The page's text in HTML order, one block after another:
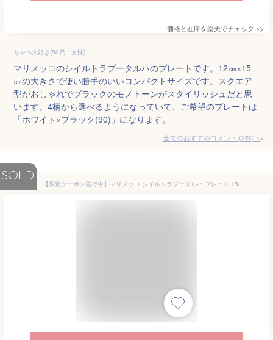
価格と在庫を楽天でチェック >>
ちゃぺ大好き(50代・女性)
マリメッコのシイルトラプータルハのプレートです。12㎝×15
㎝の大きさで使い勝手のいいコンパクトサイズです。スクエア
型がおしゃれでブラックのモノトーンがスタイリッシュだと思
います。4柄から選べるようになっていて、ご希望のプレートは
「ホワイト×ブラック(90)」になります。
全てのおすすめコメント (2件) >
SOLD
【限定クーポン発行中】マリメッコ シイルトラプータルハ プレート 15cm×12cm 15センチ×12センチ marimekko siirtola puutarha plate 黒 皿 食器 陶磁器 スクエア 角皿 キッチン 誕生日プレゼント 結婚祝い ギフト おしゃれ 【ラッピング対象外】